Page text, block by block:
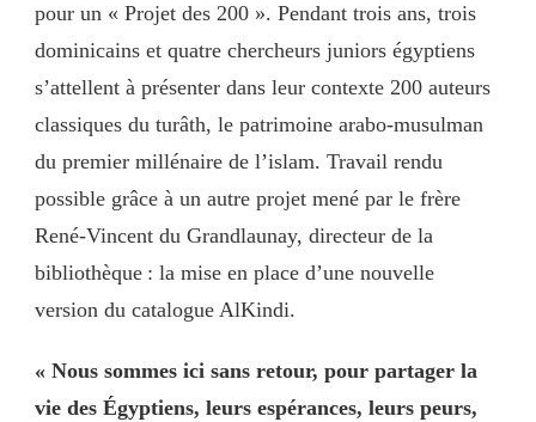
pour un « Projet des 200 ». Pendant trois ans, trois
dominicains et quatre chercheurs juniors égyptiens
s’attellent à présenter dans leur contexte 200 auteurs
classiques du turâth, le patrimoine arabo-musulman
du premier millénaire de l’islam. Travail rendu
possible grâce à un autre projet mené par le frère
René-Vincent du Grandlaunay, directeur de la
bibliothèque : la mise en place d’une nouvelle
version du catalogue AlKindi.
« Nous sommes ici sans retour, pour partager la
vie des Égyptiens, leurs espérances, leurs peurs,